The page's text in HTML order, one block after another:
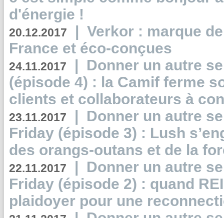
d'énergie !
20.12.2017 | Verkor : marque
France et éco-conçues
24.11.2017 | Donner un autre
(épisode 4) : la Camif ferme
clients et collaborateurs à
23.11.2017 | Donner un autre
Friday (épisode 3) : Lush
des orangs-outans et de la
22.11.2017 | Donner un autre
Friday (épisode 2) : quand
plaidoyer pour une